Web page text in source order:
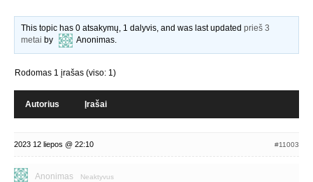
This topic has 0 atsakymų, 1 dalyvis, and was last updatedprieš 3
metai by Anonimas.
Rodomas 1 įrašas (viso: 1)
Autorius Įrašai
2023 12 liepos @ 22:10 #11003
Anonimas Neaktyvus